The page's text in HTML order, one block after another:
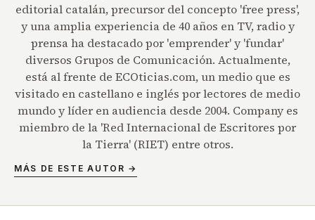
editorial catalán, precursor del concepto 'free press',
y una amplia experiencia de 40 años en TV, radio y
prensa ha destacado por 'emprender' y 'fundar'
diversos Grupos de Comunicación. Actualmente,
está al frente de ECOticias.com, un medio que es
visitado en castellano e inglés por lectores de medio
mundo y líder en audiencia desde 2004. Company es
miembro de la 'Red Internacional de Escritores por
la Tierra' (RIET) entre otros.
MÁS DE ESTE AUTOR →